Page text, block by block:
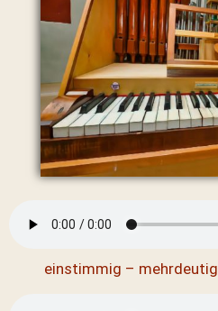
einstimmig – mehrdeutig